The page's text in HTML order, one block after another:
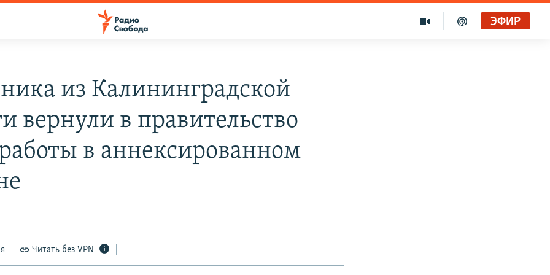
ЭФИР
из Калининградской
вернули в правительство
в аннексированном
Читать без VPN